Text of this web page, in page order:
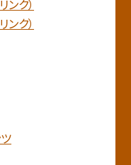
ク）
ク）